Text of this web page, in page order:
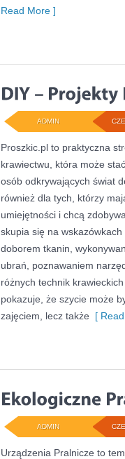
Read More ]
ADMIN
Proszkic.pl to praktyczna
krawiectwu, która może
osób odkrywających świat
również dla tych, którzy
umiejętności i chcą
skupia się na wskazówkach
doborem tkanin,
ubrań, poznawaniem
różnych technik
pokazuje, że szycie może
zajęciem, lecz także [
ADMIN
Urządzenia Pralnicze to